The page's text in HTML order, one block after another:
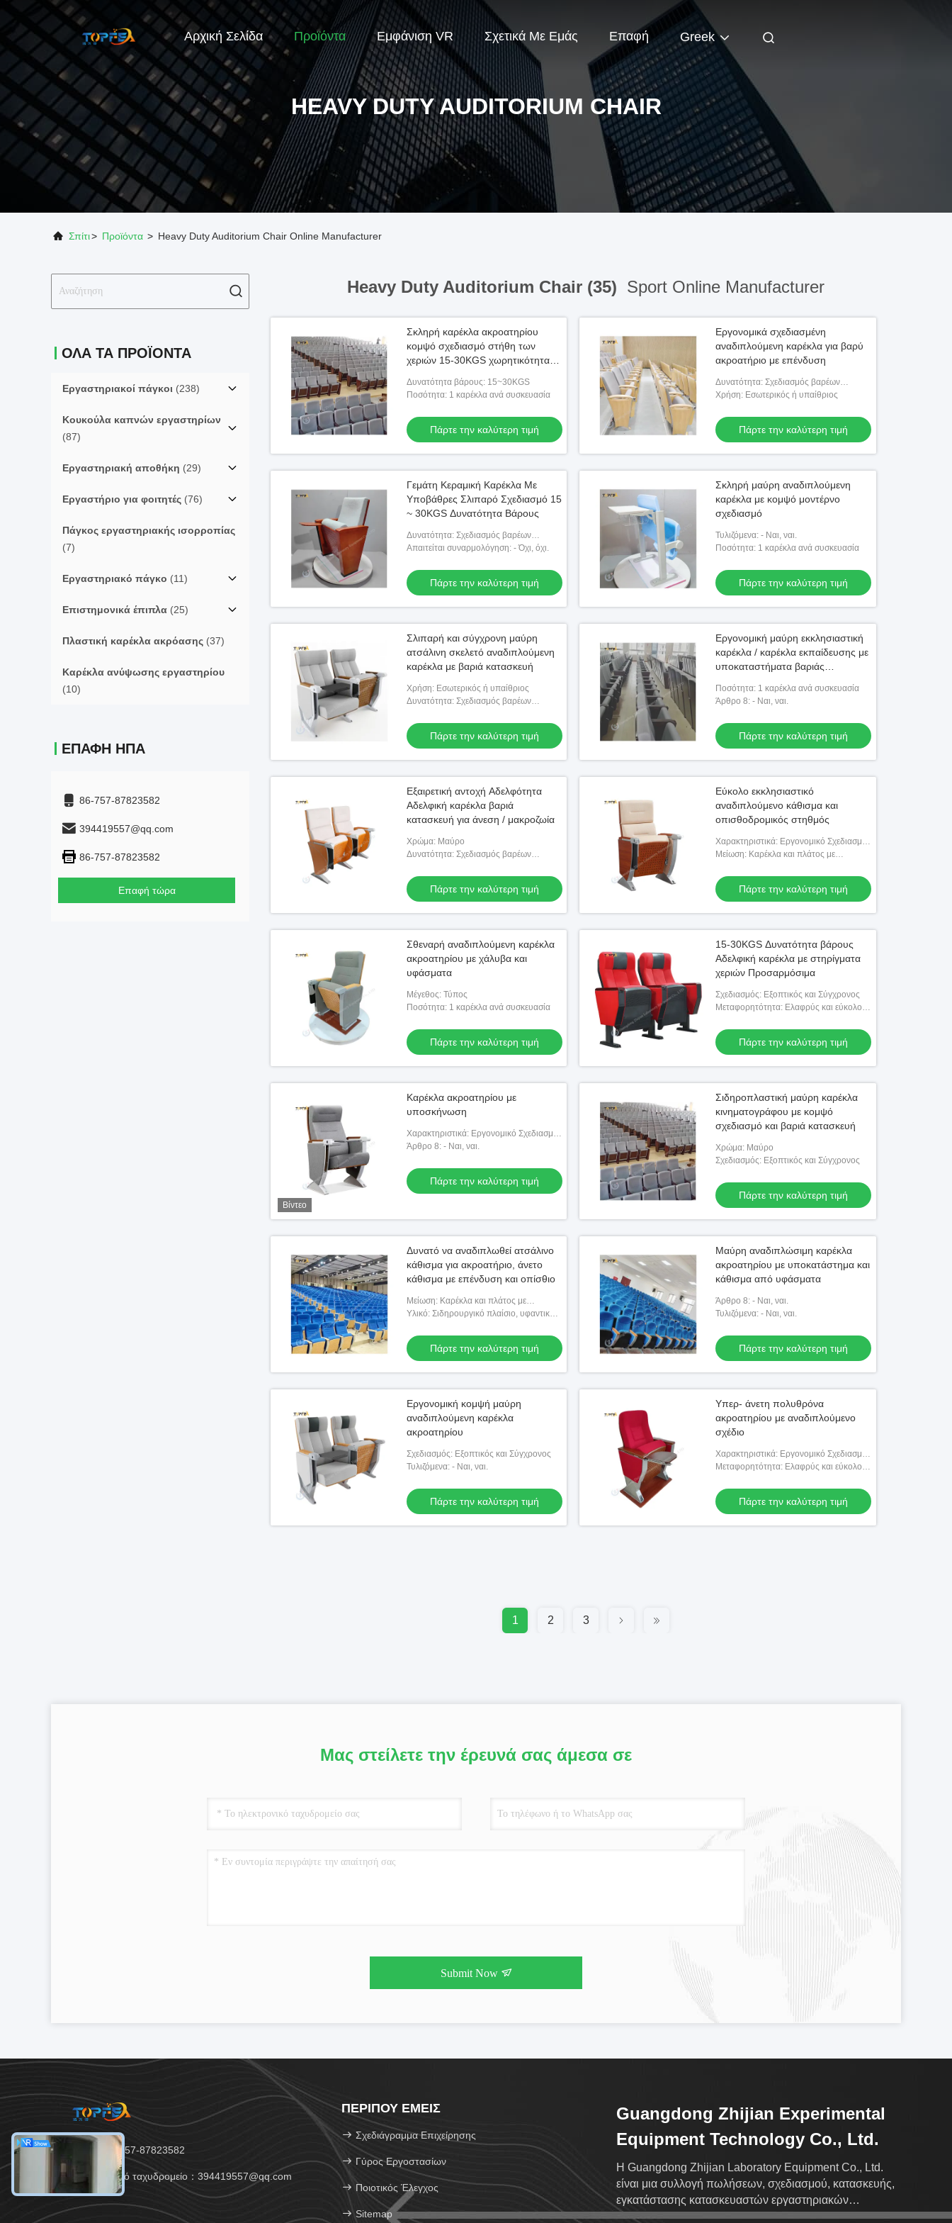
Αρχική Σελίδα Προϊόντα Εμφάνιση VR Σχετικά Με Εμάς Επαφή Greek
HEAVY DUTY AUDITORIUM CHAIR
Σπίτι> Προϊόντα > Heavy Duty Auditorium Chair Online Manufacturer
ΟΛΑ ΤΑ ΠΡΟΪΟΝΤΑ
Εργαστηριακοί πάγκοι (238)
Κουκούλα καπνών εργαστηρίων
(87)
Εργαστηριακή αποθήκη (29)
Εργαστήριο για φοιτητές (76)
Πάγκος εργαστηριακής ισορροπίας
(7)
Εργαστηριακό πάγκο (11)
Επιστημονικά έπιπλα (25)
Πλαστική καρέκλα ακρόασης (37)
Καρέκλα ανύψωσης εργαστηρίου
(10)
ΕΠΑΦΉ ΗΠΑ
86-757-87823582
394419557@qq.com
86-757-87823582
Επαφή τώρα
Heavy Duty Auditorium Chair (35) Sport Online Manufacturer
Σκληρή καρέκλα ακροατηρίου
κομψό σχεδιασμό στήθη των
χεριών 15-30KGS χωρητικότητα
Δυνατότητα βάρους: 15~30KGS
Ποσότητα: 1 καρέκλα ανά συσκευασία
Πάρτε την καλύτερη τιμή
Εργονομικά σχεδιασμένη
αναδιπλούμενη καρέκλα για βαρύ
ακροατήριο με επένδυση
Δυνατότητα: Σχεδιασμός βαρέων
κατασκευών
Χρήση: Εσωτερικός ή υπαίθριος
Πάρτε την καλύτερη τιμή
Γεμάτη Κεραμική Καρέκλα Με
Υποβάθρες Σλιπαρό Σχεδιασμό 15
~ 30KGS Δυνατότητα Βάρους
Δυνατότητα: Σχεδιασμός βαρέων
κατασκευών
Απαιτείται συναρμολόγηση: - Όχι, όχι.
Πάρτε την καλύτερη τιμή
Σκληρή μαύρη αναδιπλούμενη
καρέκλα με κομψό μοντέρνο
σχεδιασμό
Τυλιζόμενα: - Ναι, ναι.
Ποσότητα: 1 καρέκλα ανά συσκευασία
Πάρτε την καλύτερη τιμή
Σλιπαρή και σύγχρονη μαύρη
ατσάλινη σκελετό αναδιπλούμενη
καρέκλα με βαριά κατασκευή
Χρήση: Εσωτερικός ή υπαίθριος
Δυνατότητα: Σχεδιασμός βαρέων
Πάρτε την καλύτερη τιμή
Εργονομική μαύρη εκκλησιαστική
καρέκλα / καρέκλα εκπαίδευσης με
υποκαταστήματα βαριάς
Ποσότητα: 1 καρέκλα ανά συσκευασία
Άρθρο 8: - Ναι, ναι.
Πάρτε την καλύτερη τιμή
Εξαιρετική αντοχή Αδελφότητα
Αδελφική καρέκλα βαριά
κατασκευή για άνεση / μακροζωία
Χρώμα: Μαύρο
Δυνατότητα: Σχεδιασμός βαρέων
Πάρτε την καλύτερη τιμή
Εύκολο εκκλησιαστικό
αναδιπλούμενο κάθισμα και
οπισθοδρομικός στηθμός
Χαρακτηριστικά: Εργονομικό Σχεδιασμό
για άνεση
Μείωση: Καρέκλα και πλάτος με
Πάρτε την καλύτερη τιμή
Σθεναρή αναδιπλούμενη καρέκλα
ακροατηρίου με χάλυβα και
υφάσματα
Μέγεθος: Τύπος
Ποσότητα: 1 καρέκλα ανά συσκευασία
Πάρτε την καλύτερη τιμή
15-30KGS Δυνατότητα βάρους
Αδελφική καρέκλα με στηρίγματα
χεριών Προσαρμόσιμα
Σχεδιασμός: Εξοπτικός και Σύγχρονος
Μεταφορητότητα: Ελαφρύς και εύκολος
Πάρτε την καλύτερη τιμή
Βίντεο
Καρέκλα ακροατηρίου με
υποσκήνωση
Χαρακτηριστικά: Εργονομικό Σχεδιασμό
για άνεση
Άρθρο 8: - Ναι, ναι.
Πάρτε την καλύτερη τιμή
Σιδηροπλαστική μαύρη καρέκλα
κινηματογράφου με κομψό
σχεδιασμό και βαριά κατασκευή
Χρώμα: Μαύρο
Σχεδιασμός: Εξοπτικός και Σύγχρονος
Πάρτε την καλύτερη τιμή
Δυνατό να αναδιπλωθεί ατσάλινο
κάθισμα για ακροατήριο, άνετο
κάθισμα με επένδυση και οπίσθιο
Μείωση: Καρέκλα και πλάτος με
επένδυση
Υλικό: Σιδηρουργικό πλαίσιο, υφαντικό
Πάρτε την καλύτερη τιμή
Μαύρη αναδιπλώσιμη καρέκλα
ακροατηρίου με υποκατάστημα και
κάθισμα από υφάσματα
Άρθρο 8: - Ναι, ναι.
Τυλιζόμενα: - Ναι, ναι.
Πάρτε την καλύτερη τιμή
Εργονομική κομψή μαύρη
αναδιπλούμενη καρέκλα
ακροατηρίου
Σχεδιασμός: Εξοπτικός και Σύγχρονος
Τυλιζόμενα: - Ναι, ναι.
Πάρτε την καλύτερη τιμή
Υπερ- άνετη πολυθρόνα
ακροατηρίου με αναδιπλούμενο
σχέδιο
Χαρακτηριστικά: Εργονομικό Σχεδιασμό
για άνεση
Μεταφορητότητα: Ελαφρύς και εύκολος
Πάρτε την καλύτερη τιμή
1 2 3
Μας στείλετε την έρευνά σας άμεσα σε
Submit Now
Τηλ.：86-757-87823582
Ηλεκτρονικό ταχυδρομείο：394419557@qq.com
ΠΕΡΊΠΟΥ ΕΜΕΊΣ
Σχεδιάγραμμα Επιχείρησης
Γύρος Εργοστασίων
Ποιοτικός Έλεγχος
Sitemap
Guangdong Zhijian Experimental
Equipment Technology Co., Ltd.
Η Guangdong Zhijian Laboratory Equipment Co., Ltd.
είναι μια συλλογή πωλήσεων, σχεδιασμού, κατασκευής,
εγκατάστασης κατασκευαστών εργαστηριακών
επίπλων.